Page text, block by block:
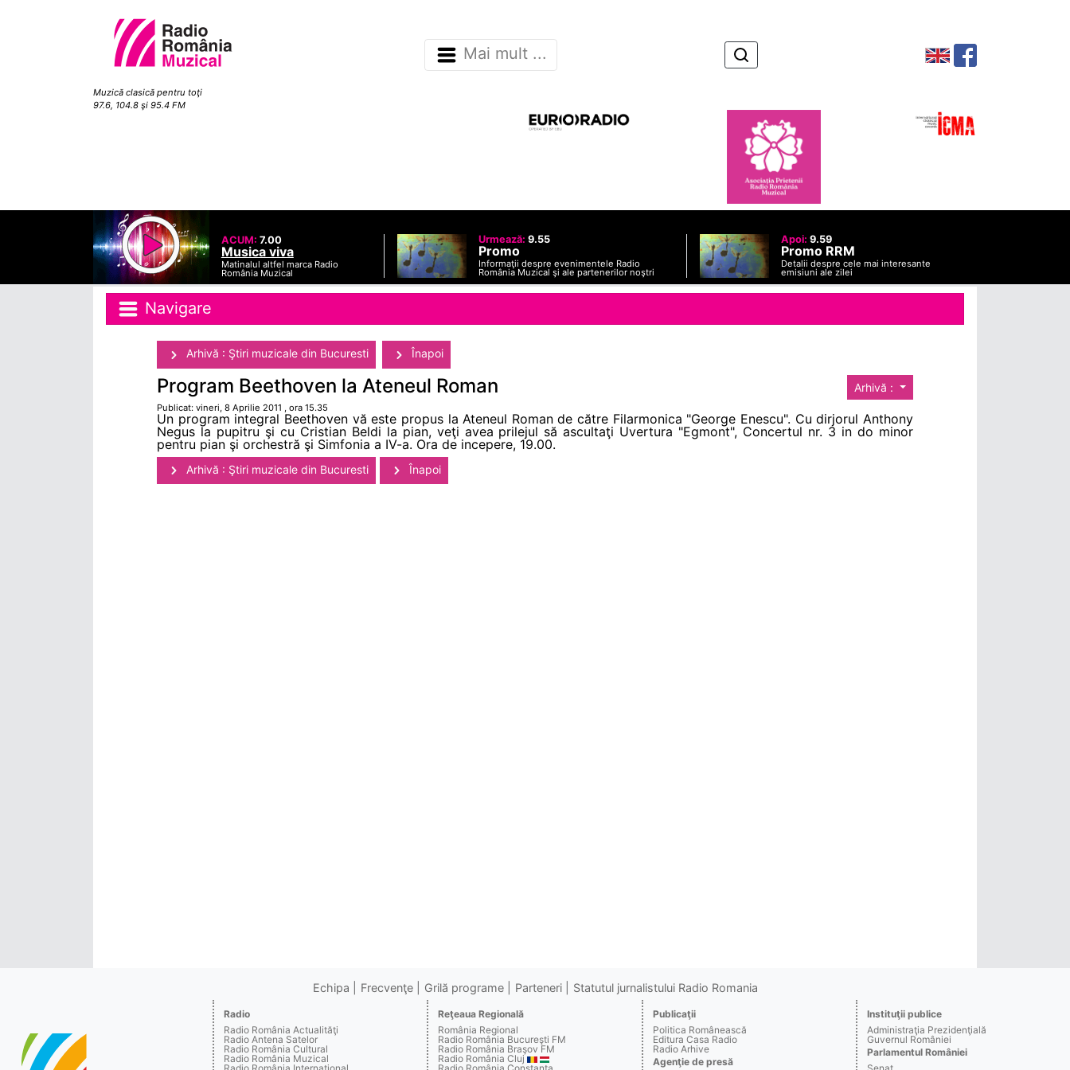
Muzică clasică pentru toţi
97.6, 104.8 şi 95.4 FM
Mai mult ...
ACUM: 7.00
Musica viva
Matinalul altfel marca Radio
România Muzical
Urmează: 9.55
Promo
Informaţii despre evenimentele Radio
România Muzical şi ale partenerilor noştri
Apoi: 9.59
Promo RRM
Detalii despre cele mai interesante
emisiuni ale zilei
Navigare
Arhivă : Ştiri muzicale din Bucuresti Înapoi
Arhivă :
Program Beethoven la Ateneul Roman
Publicat: vineri, 8 Aprilie 2011 , ora 15.35
Un program integral Beethoven vă este propus la Ateneul Roman de către Filarmonica "George Enescu". Cu dirjorul Anthony
Negus la pupitru şi cu Cristian Beldi la pian, veţi avea prilejul să ascultaţi Uvertura "Egmont", Concertul nr. 3 in do minor
pentru pian şi orchestră şi Simfonia a IV-a. Ora de incepere, 19.00.
Arhivă : Ştiri muzicale din Bucuresti Înapoi
Echipa Frecvenţe Grilă programe Parteneri Statutul jurnalistului Radio Romania
Radio
Radio România Actualităţi
Radio Antena Satelor
Radio România Cultural
Radio România Muzical
Reţeaua Regională
România Regional
Radio România Bucureşti FM
Radio România Braşov FM
Radio România Cluj
Publicaţii
Politica Românească
Editura Casa Radio
Radio Arhive
Agenţie de presă
Instituţii publice
Administraţia Prezidenţială
Guvernul României
Parlamentul României